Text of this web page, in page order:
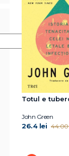
Totul e
John Green
26.4 lei 44.00